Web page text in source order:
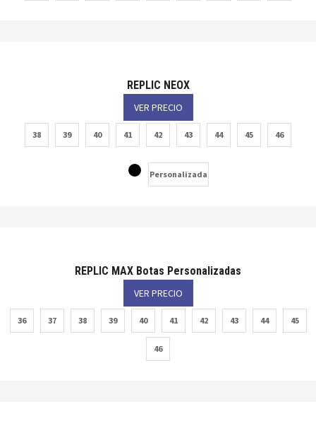
REPLIC NEOX
VER PRECIO
38 39 40 41 42 43 44 45 46
Personalizada
REPLIC MAX Botas Personalizadas
VER PRECIO
36 37 38 39 40 41 42 43 44 45
46